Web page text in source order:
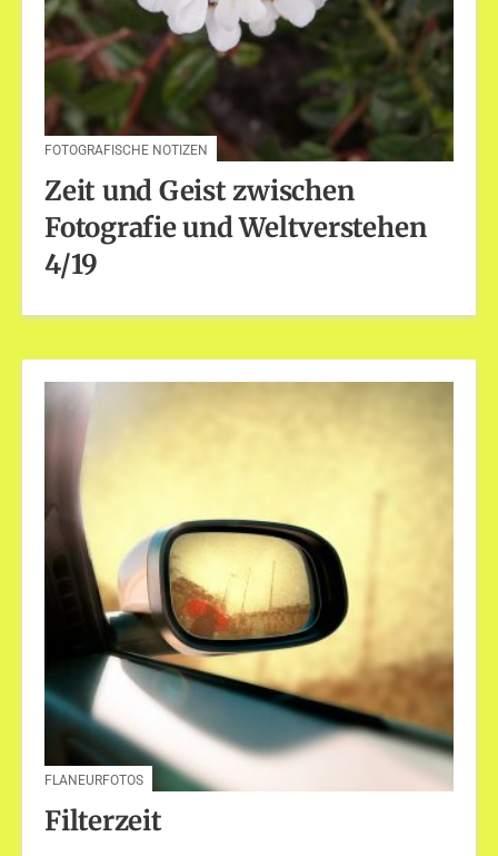
FOTOGRAFISCHE NOTIZEN
Zeit und Geist zwischen
Fotografie und Weltverstehen
4/19
FLANEURFOTOS
Filterzeit